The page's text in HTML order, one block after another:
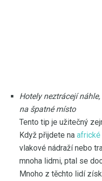
Hotely neztrácejí
na špatné místo
Tento tip je užitečný
Když přijdete na
vlakové nádraží nebo
mnoha lidmi, ptal se
Mnoho z těchto lidí